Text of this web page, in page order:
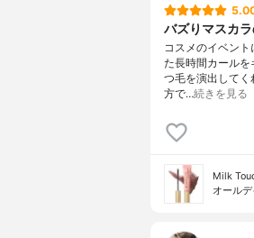
バズりマスカ
コスメのイベン
た長時間カールを
つ毛を演出して
方で…続きを見る
Milk
オール